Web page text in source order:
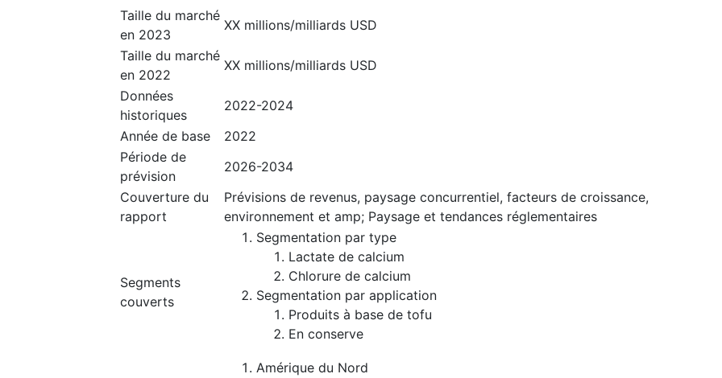
Taille du marché
en 2023
XX millions/milliards USD
Taille du marché
en 2022
XX millions/milliards USD
Données
historiques
2022-2024
Année de base
2022
Période de
prévision
2026-2034
Couverture du
rapport
Prévisions de revenus, paysage concurrentiel, facteurs de croissance,
environnement et amp; Paysage et tendances réglementaires
Segments
couverts
Segmentation par type
Lactate de calcium
Chlorure de calcium
Segmentation par application
Produits à base de tofu
En conserve
Amérique du Nord